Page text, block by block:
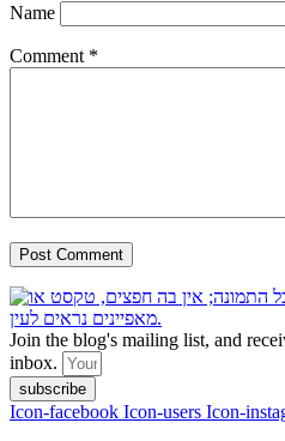
Name
Comment *
Join the blog's mailing list, and
inbox.
subscribe
Icon-facebook Icon-users Icon-